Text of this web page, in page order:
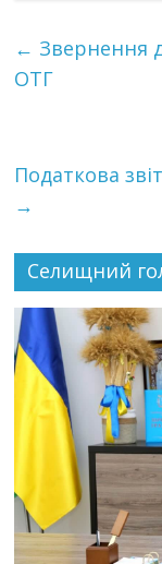
← Звернення
ОТГ
Податкова
→
Селищний